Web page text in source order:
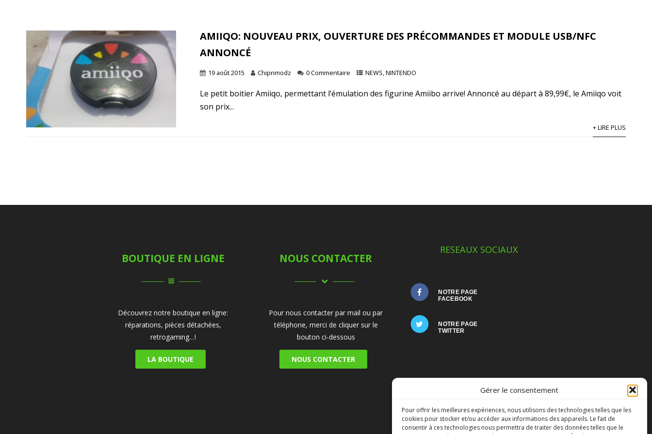
Gérer le consentement
Pour offrir les meilleures expériences, nous utilisons des technologies telles que les
cookies pour stocker et/ou accéder aux informations des appareils. Le fait de
consentir à ces technologies nous permettra de traiter des données telles que le
AMIIQO: NOUVEAU PRIX, OUVERTURE DES PRÉCOMMANDES ET MODULE USB/NFC
ANNONCÉ
19 août 2015 Chipnmodz 0 Commentaire NEWS,NINTENDO
Le petit boitier Amiiqo, permettant l’émulation des figurine Amiibo arrive! Annoncé au départ à 89,99€, le Amiiqo voit
son prix...
+ LIRE PLUS
BOUTIQUE EN LIGNE
Découvrez notre boutique en ligne:
réparations, pièces détachées,
retrogaming…!
LA BOUTIQUE
NOUS CONTACTER
Pour nous contacter par mail ou par
téléphone, merci de cliquer sur le
bouton ci-dessous
NOUS CONTACTER
RESEAUX SOCIAUX
NOTRE PAGE
NOTRE PAGE